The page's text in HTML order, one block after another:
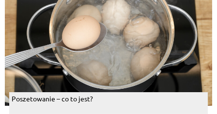
Poszetowanie – co to jest?